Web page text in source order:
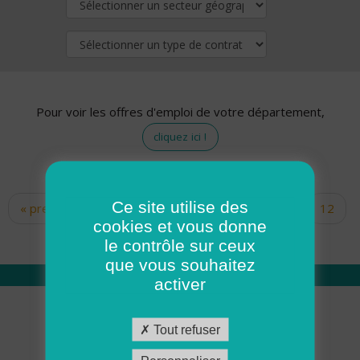
Pour voir les offres d'emploi de votre département,
cliquez ici !
Pages
« premier ‹ précédent … 10
12
14 15 16 17
Qui sommes nous
Académie ADMR
Ce site utilise des
cookies et vous donne
le contrôle sur ceux
que vous souhaitez
activer
Tout refuser